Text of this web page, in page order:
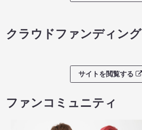
クラウドファンディング
サイトを閲覧する
ファンコミュニティ